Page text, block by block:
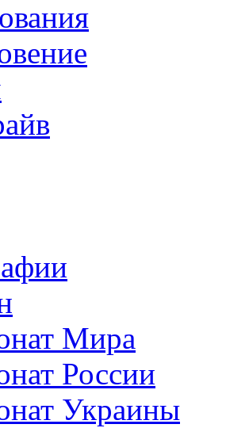
Мира
России
Украины